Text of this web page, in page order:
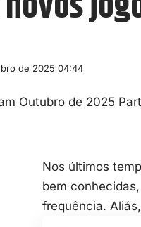
de 2025 04:44
Nos últimos
bem
frequência.